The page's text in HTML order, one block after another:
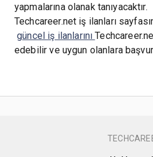
yapmalarına olanak tanıyacaktır.
Techcareer.net iş ilanları
güncel iş ilanlarını
edebilir ve uygun olanlara